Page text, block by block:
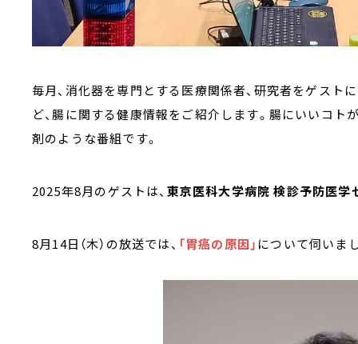
毎月、消化器を専門とする医療関係者、研究者をゲスト
ど、腸に関する健康情報をご紹介します。腸にいいコト
剤のような番組です。
2025年8月のゲストは、 東京医科大学病院 検診予防医
8月14日（木）の放送では、 「胃癌の原因」 について伺いま